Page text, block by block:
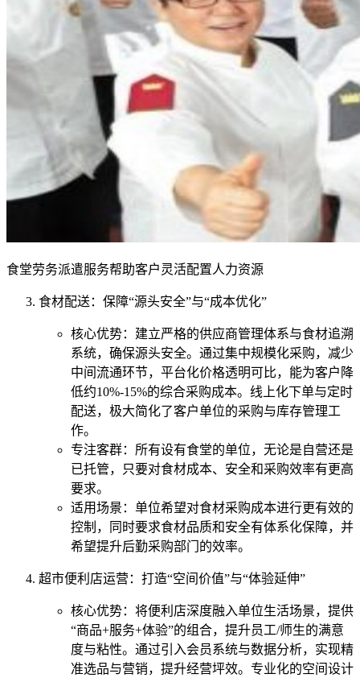
食堂劳务派遣服务帮助客户灵活配置人力资源
食材配送：保障“源头安全”与“成本优化”
核心优势：建立严格的供应商管理体系与食材追溯
系统，确保源头安全。通过集中规模化采购，减少
中间流通环节，平台化价格透明可比，能为客户降
低约10%-15%的综合采购成本。线上化下单与定时
配送，极大简化了客户单位的采购与库存管理工
作。
专注客群：所有设有食堂的单位，无论是自营还是
已托管，只要对食材成本、安全和采购效率有更高
要求。
适用场景：单位希望对食材采购成本进行更有效的
控制，同时要求食材品质和安全有体系化保障，并
希望提升后勤采购部门的效率。
超市便利店运营：打造“空间价值”与“体验延伸”
核心优势：将便利店深度融入单位生活场景，提供
“商品+服务+体验”的组合，提升员工/师生的满意
度与粘性。通过引入会员系统与数据分析，实现精
准选品与营销，提升经营坪效。专业化的空间设计